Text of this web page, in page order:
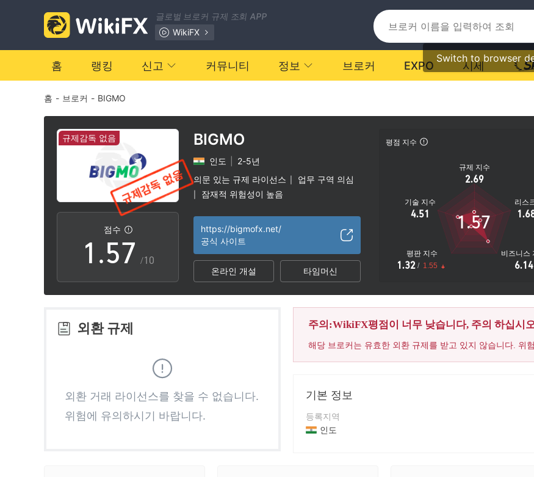
글로벌 브로커 규제 조회 APP
WikiFX
Switch to browser
홈 랭킹 신고 커뮤니티 정보 브로커 EXPO 시세
홈 - 브로커 - BIGMO
규제감독 없음
점수
0
1
2
3
5
6
.
0
1
2
3
4
5
6
7
9
1
2
3
4
5
6
7
8
9
/10
BIGMO
인도
2-5년
의문 있는 규제 라이선스
업무 구역 의심
잠재적 위험성이 높음
https://bigmofx.net/
공식 사이트
온라인 개설 타임머신
평점 지수
규제 지수
2.69
기술 지수
4.51
평판 지수
1.32 / 1.55
비즈니스
6.14
리스
1.57
외환 규제
외환 거래 라이선스를 찾을 수 없습니다.
위험에 유의하시기 바랍니다.
주의:WikiFX평점이 너무 낮습니다, 주의 하십시
해당 브로커는 유효한 외환 규제를 받고 있지 않습니다. 위
기본 정보
등록지역
인도